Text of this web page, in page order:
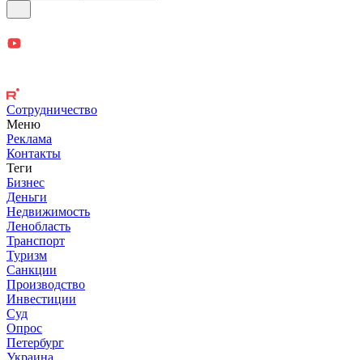
Сотрудничество
Меню
Реклама
Контакты
Теги
Бизнес
Деньги
Недвижимость
Ленобласть
Транспорт
Туризм
Санкции
Производство
Инвестиции
Суд
Опрос
Петербург
Украина